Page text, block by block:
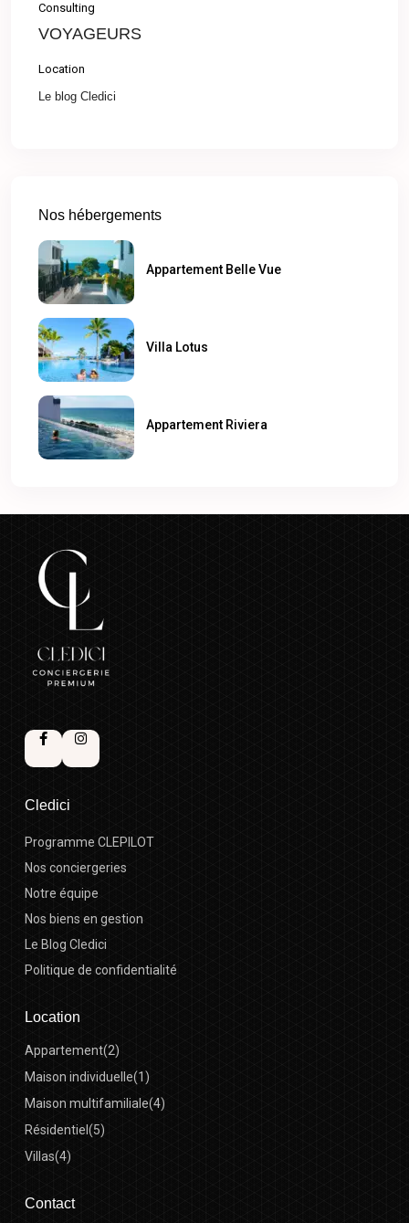
Consulting
VOYAGEURS
Location
Le blog Cledici
Nos hébergements
Appartement Belle Vue
Villa Lotus
Appartement Riviera
Cledici
Programme CLEPILOT
Nos conciergeries
Notre équipe
Nos biens en gestion
Le Blog Cledici
Politique de confidentialité
Location
Appartement(2)
Maison individuelle(1)
Maison multifamiliale(4)
Résidentiel (5)
Villas(4)
Contact